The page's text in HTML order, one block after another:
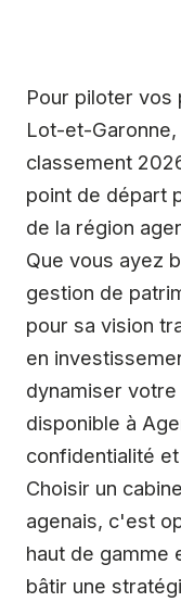
Pour piloter
Lot-et-Garonne,
classement
point de départ
de la région
Que vous ayez
gestion de
pour sa vision
en
dynamiser
disponible à
confidentialité
Choisir un
agenais, c'est
haut de gamme
bâtir une